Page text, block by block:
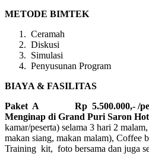
METODE BIMTEK
Ceramah
Diskusi
Simulasi
Penyusunan Program
BIAYA & FASILITAS
Paket A Rp 5.500.000,- /
Menginap di Grand Puri Saron
kamar/peserta) selama 3 hari 2
makan siang, makan malam), Coffee
Training kit, foto bersama dan juga